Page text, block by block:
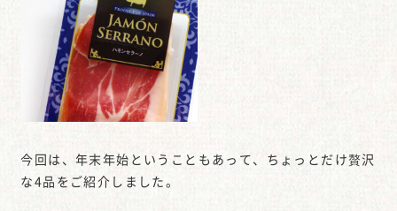
今回は、年末年始ということもあって、ちょっとだけ贅沢
な4品をご紹介しました。